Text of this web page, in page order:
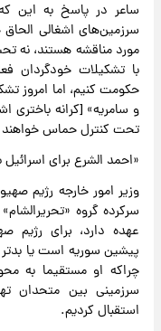
ساعر در پاسخ به این که
سرزمین‌های اشغالی
مورد مناقشه هستند، نه
با تشکیلات خودگردان
حکومت کنیم، اما امروز
و سامریه» [کرانه
تحت کنترل حماس خواهند
«احمد الشرع برای
وزیر امور خارجه رژیم
سرکرده گروه
عهده دارد، برای رژیم
پیشین سوریه است یا
چراکه او مستقیما به
سرزمینی بین متحدان
استقبال کردیم.